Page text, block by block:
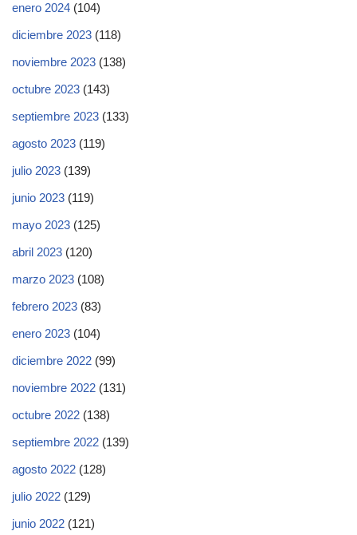
enero 2024 (104)
diciembre 2023 (118)
noviembre 2023 (138)
octubre 2023 (143)
septiembre 2023 (133)
agosto 2023 (119)
julio 2023 (139)
junio 2023 (119)
mayo 2023 (125)
abril 2023 (120)
marzo 2023 (108)
febrero 2023 (83)
enero 2023 (104)
diciembre 2022 (99)
noviembre 2022 (131)
octubre 2022 (138)
septiembre 2022 (139)
agosto 2022 (128)
julio 2022 (129)
junio 2022 (121)